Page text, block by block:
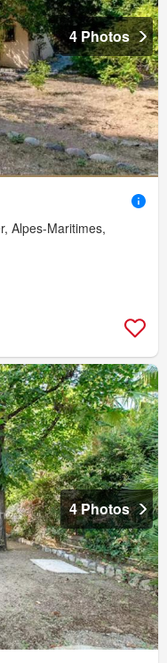
4 Photos
Alpes-Maritimes,
4 Photos